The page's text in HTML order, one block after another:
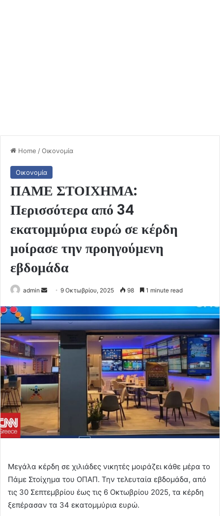
Home /Οικονομία
Οικονομία
ΠΑΜΕ ΣΤΟΙΧΗΜΑ:
Περισσότερα από 34
εκατομμύρια ευρώ σε κέρδη
μοίρασε την προηγούμενη
εβδομάδα
admin
Send
email
9 Οκτωβρίου, 2025 98 1 minute read
Μεγάλα κέρδη σε χιλιάδες νικητές μοιράζει κάθε μέρα το
Πάμε Στοίχημα του ΟΠΑΠ. Την τελευταία εβδομάδα, από
τις 30 Σεπτεμβρίου έως τις 6 Οκτωβρίου 2025, τα κέρδη
ξεπέρασαν τα 34 εκατομμύρια ευρώ.